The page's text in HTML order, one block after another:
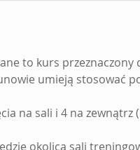
to kurs
umieją stosować
na sali i 4 na
okolica sali